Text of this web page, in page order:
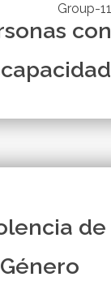
con
de
Género